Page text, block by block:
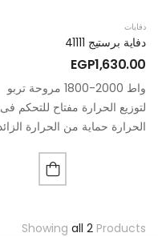
دفايات
دفاية برستيج 41111
EGP1,630.00
واط 2000-1800 مروحة تربو
لتوزيع الحرارة مفتاح للتحكم فى
الحرارة حماية من الحرارة
واط 2000 واط امكانية التثبيت
على الحائط مزودة بمقابض
Showing all 2 Products